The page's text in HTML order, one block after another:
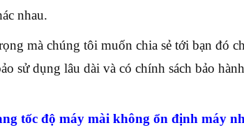
nhau.
mà chúng tôi muốn chia sẻ tới bạn đó
sử dụng lâu dài và có chính sách bảo
tốc độ máy mài không ổn định máy